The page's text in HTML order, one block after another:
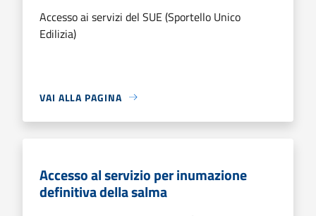
Accesso ai servizi del SUE (Sportello Unico
Edilizia)
VAI ALLA PAGINA
Accesso al servizio per inumazione
definitiva della salma